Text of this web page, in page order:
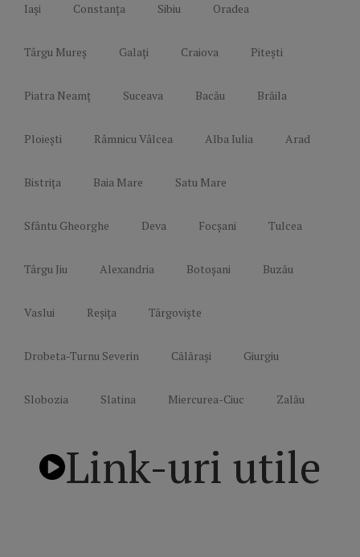
Iași Constanța Sibiu Oradea
Târgu Mureș Galați Craiova Pitești
Piatra Neamț Suceava Bacău Brăila
Ploiești Râmnicu Vâlcea Alba Iulia Arad
Bistrița Baia Mare Satu Mare
Sfântu Gheorghe Deva Focșani Tulcea
Târgu Jiu Alexandria Botoșani Buzău
Vaslui Reșița Târgoviște
Drobeta-Turnu Severin Călărași Giurgiu
Slobozia Slatina Miercurea-Ciuc Zalău
Link-uri utile